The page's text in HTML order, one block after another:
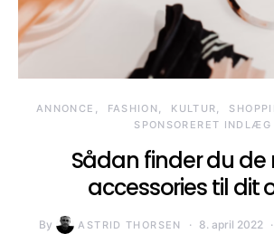
ANNONCE FASHION KULTUR
SPONSORERET INDLÆG
Sådan finder du de
accessories til dit
By ASTRID THORSEN 8. april 2022